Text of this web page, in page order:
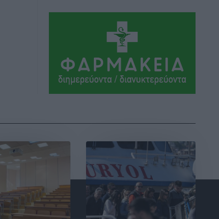
Συνελήφθη 37χρονη στη Ρόδο γιατί
είχε αφήσει τα τρία ανήλικα παιδιά της
χωρίς επιτήρηση
Τοπικές Ειδήσεις πριν 6 ώρες
Σταυρός Καλυθιών: Απέκτησε την
Το Yucatan Show έρχεται στη Ρόδο με
τον Frankie Lluc
Πολιτιστικά• πριν 8 ώρες
Σι Τζέι Χάρις: «Να πανηγυρίσουμε
πολλές νίκες μαζί»